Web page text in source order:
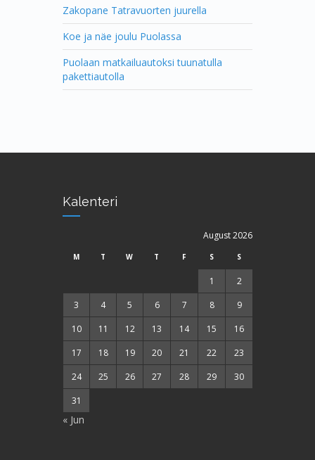
Zakopane Tatravuorten juurella
Koe ja näe joulu Puolassa
Puolaan matkailuautoksi tuunatulla
pakettiautolla
Kalenteri
August 2026
M T W T F S S
1
2
3
4 5 6 7 8
9
10
11 12 13 14 15
16
17
18 19 20 21 22
23
24
25 26 27 28 29
30
31
« Jun